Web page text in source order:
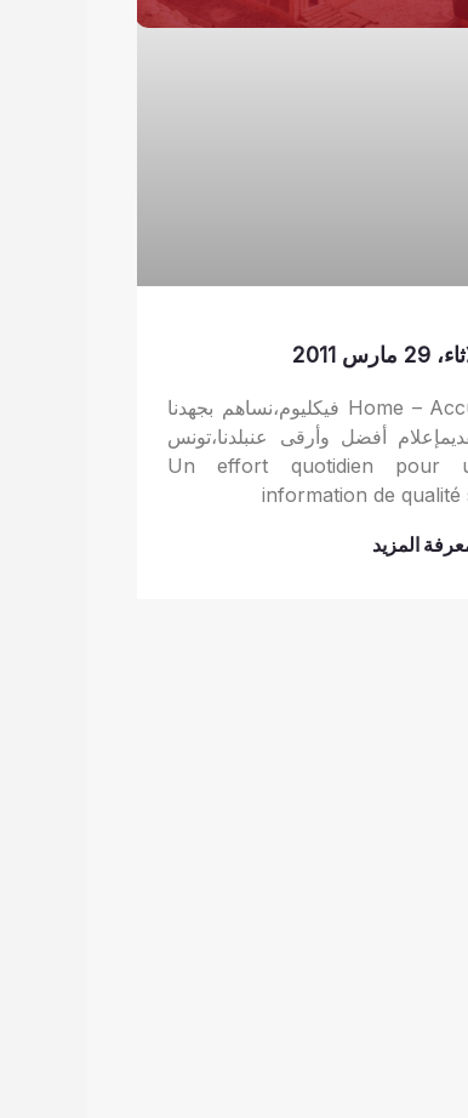
مارس 2011
Home – Accueil فيكليوم،نساهم بجهدنا
أفضل وأرقى عنبلدنا،تونس
Un effort quotidien pour
information de qualité
المزيد